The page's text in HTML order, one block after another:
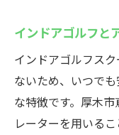
時間に縛
夜間の利
Caddyの
日常にゴ
スケジュ
インドアゴルフと
インドアゴルフス
ないため、いつで
な特徴です。厚木市
レーターを用いる